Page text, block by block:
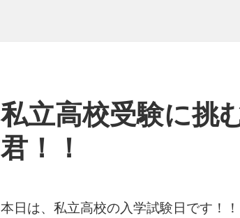
私立高校受験に挑
君！！
本日は、私立高校の入学試験日です！